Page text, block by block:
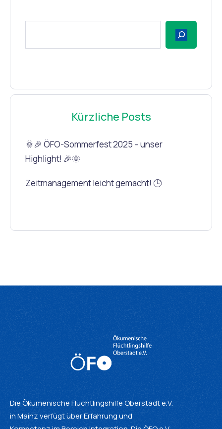
Kürzliche Posts
🌞🎉 ÖFO-Sommerfest 2025 – unser
Highlight! 🎉🌞
Zeitmanagement leicht gemacht! 🕒
Die Ökumenische Flüchtlingshilfe Oberstadt e.V.
in Mainz verfügt über Erfahrung und